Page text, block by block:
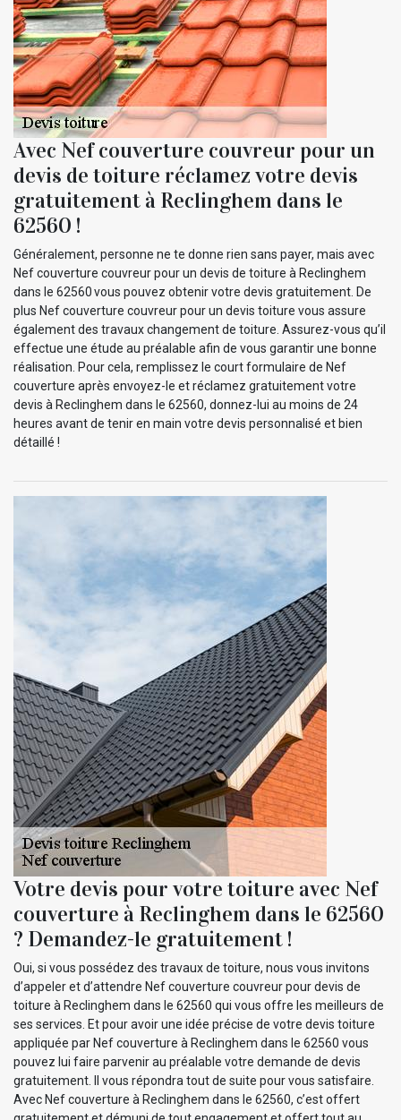
Avec Nef couverture couvreur pour un
devis de toiture réclamez votre devis
gratuitement à Reclinghem dans le
62560 !
Généralement, personne ne te donne rien sans payer, mais avec
Nef couverture couvreur pour un devis de toiture à Reclinghem
dans le 62560 vous pouvez obtenir votre devis gratuitement. De
plus Nef couverture couvreur pour un devis toiture vous assure
également des travaux changement de toiture. Assurez-vous qu’il
effectue une étude au préalable afin de vous garantir une bonne
réalisation. Pour cela, remplissez le court formulaire de Nef
couverture après envoyez-le et réclamez gratuitement votre
devis à Reclinghem dans le 62560, donnez-lui au moins de 24
heures avant de tenir en main votre devis personnalisé et bien
détaillé !
Votre devis pour votre toiture avec Nef
couverture à Reclinghem dans le 62560
? Demandez-le gratuitement !
Oui, si vous possédez des travaux de toiture, nous vous invitons
d’appeler et d’attendre Nef couverture couvreur pour devis de
toiture à Reclinghem dans le 62560 qui vous offre les meilleurs de
ses services. Et pour avoir une idée précise de votre devis toiture
appliquée par Nef couverture à Reclinghem dans le 62560 vous
pouvez lui faire parvenir au préalable votre demande de devis
gratuitement. Il vous répondra tout de suite pour vous satisfaire.
Avec Nef couverture à Reclinghem dans le 62560, c’est offert